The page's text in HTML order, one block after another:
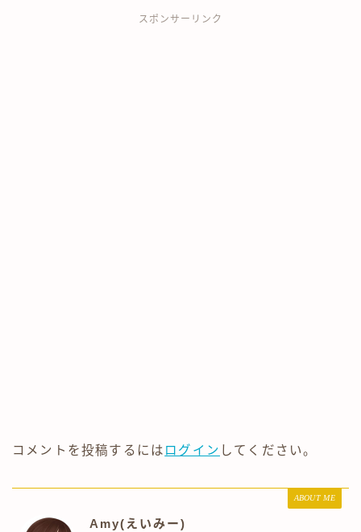
スポンサーリンク
コメントを投稿するには ログイン してください。
ABOUT ME
Amy(えいみー)